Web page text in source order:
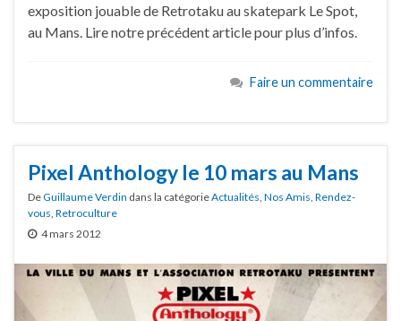
exposition jouable de Retrotaku au skatepark Le Spot,
au Mans. Lire notre précédent article pour plus d’infos.
Faire un commentaire
Pixel Anthology le 10 mars au Mans
DeGuillaume Verdin dans la catégorieActualités, Nos Amis, Rendez-
vous, Retroculture
4 mars 2012